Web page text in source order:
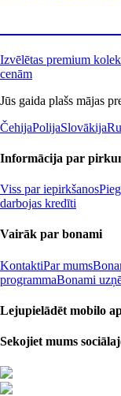
Izvēlētas premium
cenām
Jūs gaida plašs mājas
ČehijaPolijaSlovākija
Informācija par
Viss par iepirkšanos
darbojas kredīti
Vairāk par bonami
KontaktiPar mums
programmaBonami
Lejupielādēt mobilo
Sekojiet mums